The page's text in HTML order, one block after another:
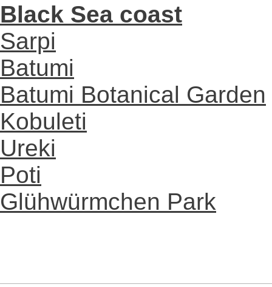
Black Sea coast
Sarpi
Batumi
Batumi Botanical Garden
Kobuleti
Ureki
Poti
Glühwürmchen Park